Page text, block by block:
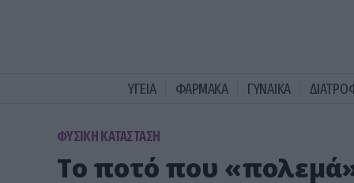
ΥΓΕΙΑ ΦΑΡΜΑΚΑ ΓΥΝΑΙΚΑ
ΦΥΣΙΚΗ ΚΑΤΑΣΤΑΣΗ
Το ποτό που «πολεμά»